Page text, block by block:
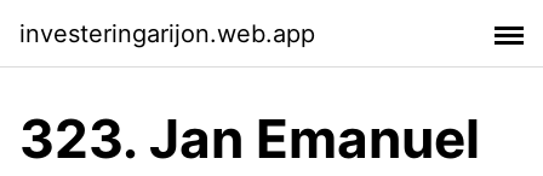
investeringarijon.web.app
323. Jan Emanuel